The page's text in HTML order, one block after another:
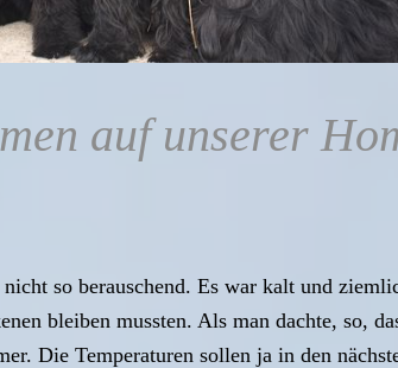
auf unserer
so berauschend. Es war kalt und
bleiben mussten. Als man dachte, so,
Die Temperaturen sollen ja in den